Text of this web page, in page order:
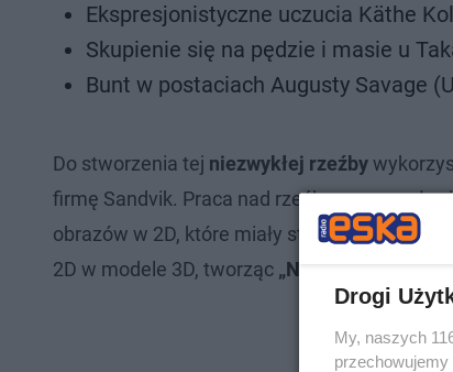
Ekspresjonistyczne uczucia Käthe
Skupienie się na pędzie i masie u
Bunt w postaciach Augusty Savage
Do stworzenia tej niezwykłej rzeźby
firmę Sandvik. Praca nad rzeźbą rozpoczęły
obrazów w 2D, które miały stanowić
2D w modele 3D, tworząc „Niemożliwą
Drogi
My, naszych